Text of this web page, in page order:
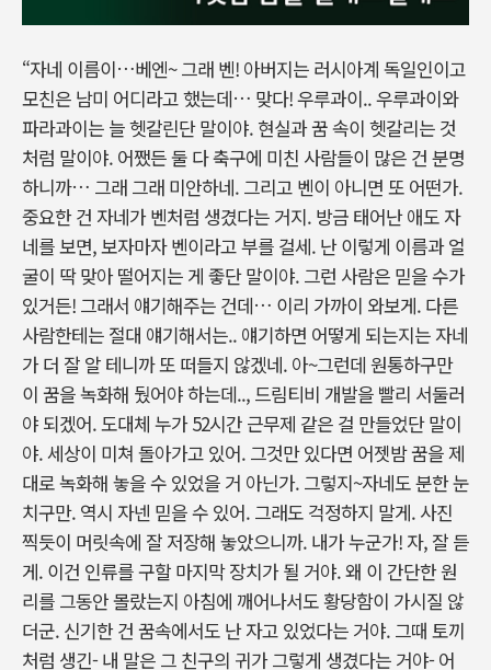
“자네 이름이…베엔~ 그래 벤! 아버지는 러시아계 독일인이고
모친은 남미 어디라고 했는데… 맞다! 우루과이.. 우루과이와
파라과이는 늘 헷갈린단 말이야. 현실과 꿈 속이 헷갈리는 것
처럼 말이야. 어쨌든 둘 다 축구에 미친 사람들이 많은 건 분명
하니까… 그래 그래 미안하네. 그리고 벤이 아니면 또 어떤가.
중요한 건 자네가 벤처럼 생겼다는 거지. 방금 태어난 애도 자
네를 보면, 보자마자 벤이라고 부를 걸세. 난 이렇게 이름과 얼
굴이 딱 맞아 떨어지는 게 좋단 말이야. 그런 사람은 믿을 수가
있거든! 그래서 얘기해주는 건데… 이리 가까이 와보게. 다른
사람한테는 절대 얘기해서는.. 얘기하면 어떻게 되는지는 자네
가 더 잘 알 테니까 또 떠들지 않겠네. 아~그런데 원통하구만
이 꿈을 녹화해 뒀어야 하는데.., 드림티비 개발을 빨리 서둘러
야 되겠어. 도대체 누가 52시간 근무제 같은 걸 만들었단 말이
야. 세상이 미쳐 돌아가고 있어. 그것만 있다면 어젯밤 꿈을 제
대로 녹화해 놓을 수 있었을 거 아닌가. 그렇지~자네도 분한 눈
치구만. 역시 자넨 믿을 수 있어. 그래도 걱정하지 말게. 사진
찍듯이 머릿속에 잘 저장해 놓았으니까. 내가 누군가! 자, 잘 듣
게. 이건 인류를 구할 마지막 장치가 될 거야. 왜 이 간단한 원
리를 그동안 몰랐는지 아침에 깨어나서도 황당함이 가시질 않
더군. 신기한 건 꿈속에서도 난 자고 있었다는 거야. 그때 토끼
처럼 생긴- 내 말은 그 친구의 귀가 그렇게 생겼다는 거야- 어